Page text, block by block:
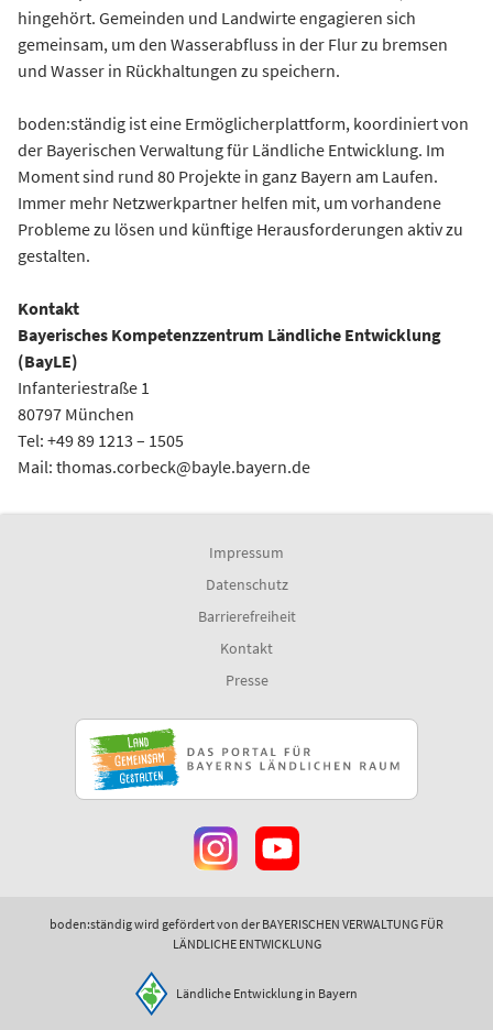
hingehört. Gemeinden und Landwirte engagieren sich
gemeinsam, um den Wasserabfluss in der Flur zu bremsen
und Wasser in Rückhaltungen zu speichern.
boden:ständig ist eine Ermöglicherplattform, koordiniert von
der Bayerischen Verwaltung für Ländliche Entwicklung. Im
Moment sind rund 80 Projekte in ganz Bayern am Laufen.
Immer mehr Netzwerkpartner helfen mit, um vorhandene
Probleme zu lösen und künftige Herausforderungen aktiv zu
gestalten.
Kontakt
Bayerisches Kompetenzzentrum Ländliche Entwicklung
(BayLE)
Infanteriestraße 1
80797 München
Tel: +49 89 1213 – 1505
Mail: thomas.corbeck@bayle.bayern.de
Impressum
Datenschutz
Barrierefreiheit
Kontakt
Presse
boden:ständig wird gefördert von der BAYERISCHEN VERWALTUNG FÜR
LÄNDLICHE ENTWICKLUNG
Ländliche Entwicklung in Bayern